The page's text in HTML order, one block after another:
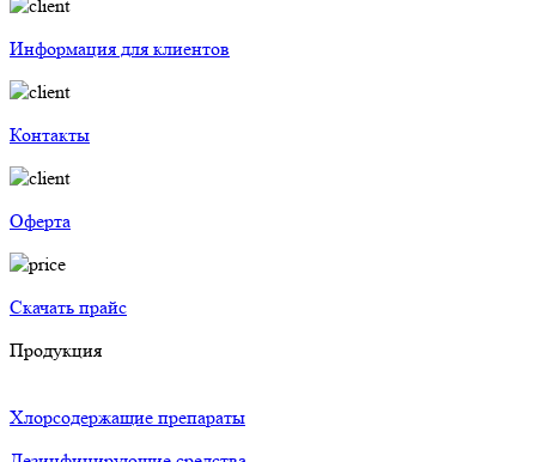
Информация для клиентов
Контакты
Оферта
Скачать прайс
Продукция
Хлорсодержащие препараты